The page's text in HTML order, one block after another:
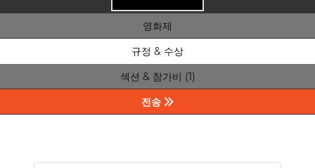
영화제
규정 & 수상
섹션 & 참가비 (1)
전송